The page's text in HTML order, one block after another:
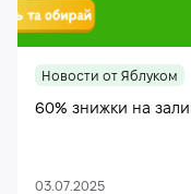
Новости от Яблуком
60% знижки на
03.07.2025